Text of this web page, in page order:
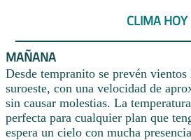
CLIMA HOY
MAÑANA
Desde tempranito se prevén
suroeste, con una velocidad de
sin causar molestias. La
perfecta para cualquier plan que
espera un cielo con mucha